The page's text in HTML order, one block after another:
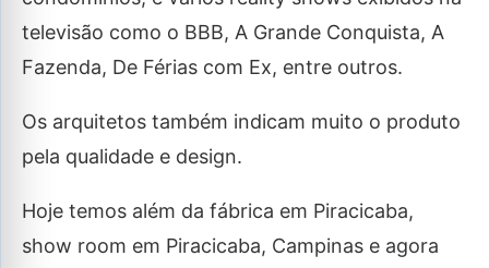
televisão como o BBB, A Grande Conquista, A
Fazenda, De Férias com Ex, entre outros.
Os arquitetos também indicam muito o produto
pela qualidade e design.
Hoje temos além da fábrica em Piracicaba,
show room em Piracicaba, Campinas e agora